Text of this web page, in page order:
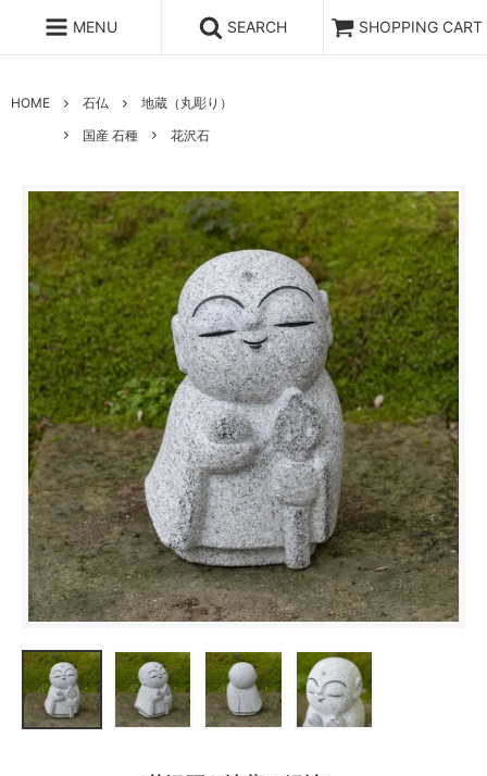
MENU SEARCH SHOPPING CART
HOME 石仏
地蔵（丸彫り）
国産 石種
花沢石